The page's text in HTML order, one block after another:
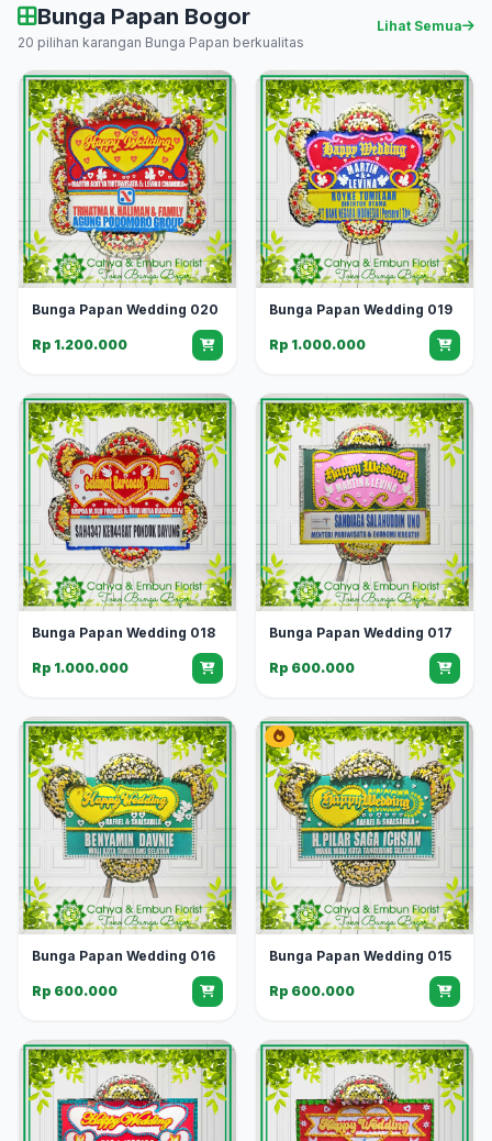
Bunga Papan Bogor
20 pilihan karangan Bunga Papan berkualitas
Lihat Semua
Bunga Papan Wedding 020
Rp 1.200.000
Bunga Papan Wedding 019
Rp 1.000.000
Bunga Papan Wedding 018
Rp 1.000.000
Bunga Papan Wedding 017
Rp 600.000
Bunga Papan Wedding 016
Rp 600.000
Bunga Papan Wedding 015
Rp 600.000